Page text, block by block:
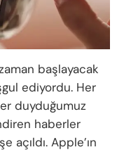
başlayacak
ediyordu. Her
duyduğumuz
haberler
açıldı. Apple’ın